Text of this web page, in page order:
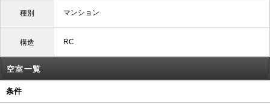
種別 マンション
構造 RC
空室一覧
条件